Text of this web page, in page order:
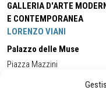
GALLERIA D'ARTE
E CONTEMPORANEA
LORENZO VIANI
Palazzo delle Muse
Piazza Mazzini
Cell: